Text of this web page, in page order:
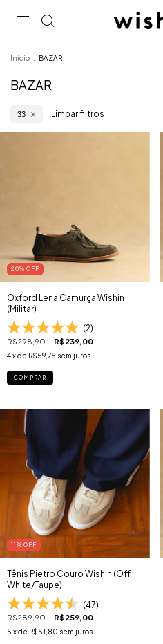
Início BAZAR
BAZAR
33 Limpar filtros
20% OFF
Oxford Lena Camurça Wishin
(Militar)
(2)
R$298,90 R$239,00
4x de R$59,75 sem juros
COMPRAR
11 % OFF
Tênis Pietro Couro Wishin (Off
White/Taupe)
(47)
R$289,90 R$259,00
5 x de R$51,80 sem juros